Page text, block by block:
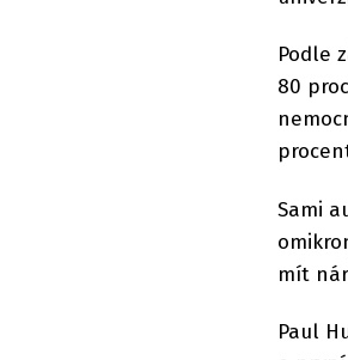
Podle
80
Sami
mít
Paul